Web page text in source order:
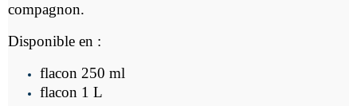
compagnon.
Disponible en :
flacon 250 ml
flacon 1 L